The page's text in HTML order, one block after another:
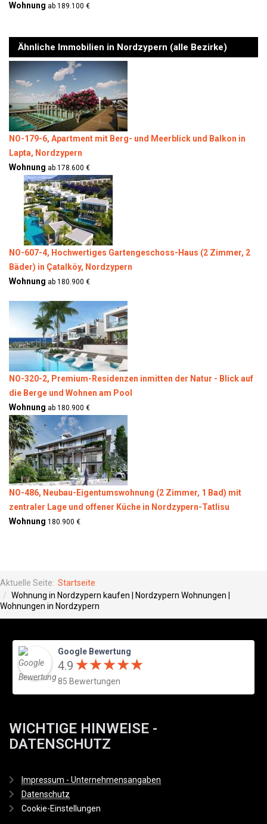
Wohnung ab 189.100 €
Ähnliche Immobilien in Nordzypern (alle Bezirke)
NO-179-6, Apartment mit Berg- und Meerblick und Balkon in
Lapta, Nordzypern
Wohnung ab 178.600 €
NO-607-4, Hochwertiges Gartengeschoss-Haus (2 Zimmer, 2
Bäder) in Çatalköy, Nordzypern
Wohnung ab 180.900 €
NO-320-2, Premium-Residenzen inmitten der Natur - Blick auf
die Berge und Wohnen am Pool
Wohnung ab 180.900 €
NO-486, Neubau-Eigentumswohnung (2 Zimmer, 1 Bad) mit
zentraler Lage und offener Küche in Nordzypern-Tatlisu
Wohnung 180.900 €
Aktuelle Seite: Startseite
Wohnung in Nordzypern kaufen | Nordzypern Wohnungen |
Wohnungen in Nordzypern
Google Bewertung
4.9 ★★★★★
★★★★★
85 Bewertungen
WICHTIGE HINWEISE -
DATENSCHUTZ
Impressum - Unternehmensangaben
Datenschutz
Cookie-Einstellungen